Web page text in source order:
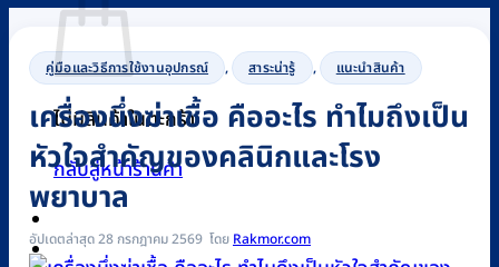
ไม่มีสินค้าในตะกร้า
กลับสู่หน้าร้านค้า
0
คู่มือและวิธีการใช้งานอุปกรณ์ , สาระน่ารู้ , แนะนำสินค้า
เครื่องนึ่งฆ่าเชื้อ คืออะไร ทำไมถึงเป็น
หัวใจสำคัญของคลินิกและโรง
พยาบาล
อัปเดตล่าสุด 28 กรกฎาคม 2569 Rakmor.com